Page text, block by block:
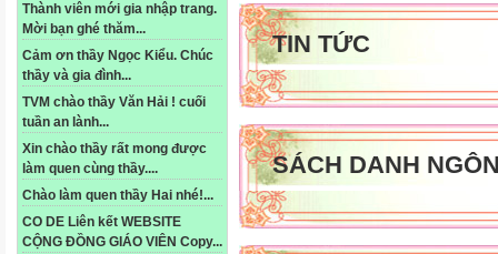
Thành viên mới gia nhập trang.
Mời bạn ghé thăm...
Cảm ơn thầy Ngọc Kiểu. Chúc
thầy và gia đình...
TVM chào thầy Văn Hải ! cuối
tuần an lành...
Xin chào thầy rất mong được
làm quen cùng thầy....
Chào làm quen thầy Hai nhé!...
CO DE Liên kết WEBSITE
CỘNG ĐỒNG GIÁO VIÊN Copy...
TIN TỨC
SÁCH DANH